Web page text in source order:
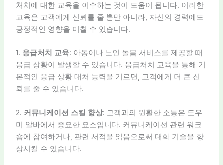
처치에 대한 교육을 이수하는 것이 도움이 됩니다. 이러한
교육은 고객에게 신뢰를 줄 뿐만 아니라, 자신의 경력에도
긍정적인 영향을 미칠 수 있습니다.
1. 응급처치 교육: 아동이나 노인 돌봄 서비스를 제공할 때
응급 상황이 발생할 수 있습니다. 응급처치 교육을 통해 기
본적인 응급 상황 대처 능력을 기르면, 고객에게 더 큰 신
뢰를 줄 수 있습니다.
2. 커뮤니케이션 스킬 향상: 고객과의 원활한 소통은 도우
미 알바에서 중요한 요소입니다. 커뮤니케이션 관련 워크
숍에 참여하거나, 관련 서적을 읽음으로써 대화 기술을 향
상시킬 수 있습니다.